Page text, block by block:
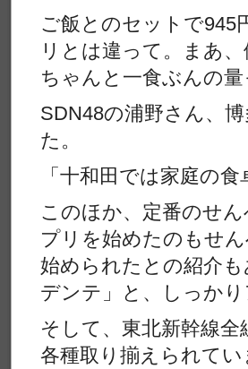
ご飯とのセットで945
リとは違って。まあ
ちゃんと一食ぶんの
SDN48の浦野さん、
た。
「十和田では家庭の
このほか、定番のせ
プリを始めたのもせ
始められたとの紹介
デンテ」と、しっか
そして、東北新幹線
各種取り揃えられてい